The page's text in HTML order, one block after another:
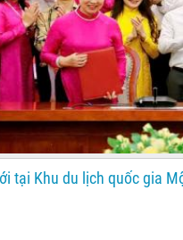
tại Khu du lịch quốc gia